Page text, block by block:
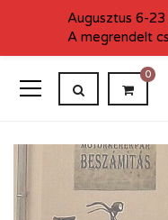
0
Augusztus 6-
A megrendelt